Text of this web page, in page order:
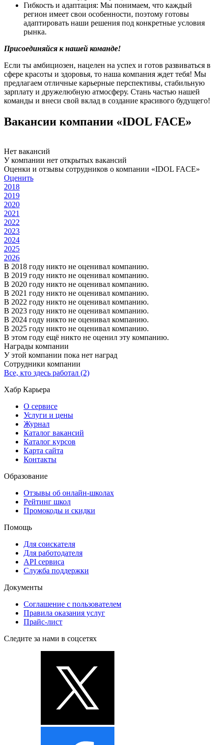
Гибкость и адаптация: Мы понимаем, что каждый
регион имеет свои особенности, поэтому готовы
адаптировать наши решения под конкретные условия
рынка.
Присоединяйся к нашей команде!
Если ты амбициозен, нацелен на успех и готов развиваться в
сфере красоты и здоровья, то наша компания ждет тебя! Мы
предлагаем отличные карьерные перспективы, стабильную
зарплату и дружелюбную атмосферу. Стань частью нашей
команды и внеси свой вклад в создание красивого будущего!
Вакансии компании «IDOL FACE»
Нет вакансий
У компании нет открытых вакансий
Оценки и отзывы сотрудников о компании «IDOL FACE»
Оценить
2018
2019
2020
2021
2022
2023
2024
2025
2026
В 2018 году никто не оценивал компанию.
В 2019 году никто не оценивал компанию.
В 2020 году никто не оценивал компанию.
В 2021 году никто не оценивал компанию.
В 2022 году никто не оценивал компанию.
В 2023 году никто не оценивал компанию.
В 2024 году никто не оценивал компанию.
В 2025 году никто не оценивал компанию.
В этом году ещё никто не оценил эту компанию.
Награды компании
У этой компании пока нет наград
Сотрудники компании
Все, кто здесь работал (2)
Хабр Карьера
О сервисе
Услуги и цены
Журнал
Каталог вакансий
Каталог курсов
Карта сайта
Контакты
Образование
Отзывы об онлайн-школах
Рейтинг школ
Промокоды и скидки
Помощь
Для соискателя
Для работодателя
API сервиса
Служба поддержки
Документы
Соглашение с пользователем
Правила оказания услуг
Прайс-лист
Следите за нами в соцсетях